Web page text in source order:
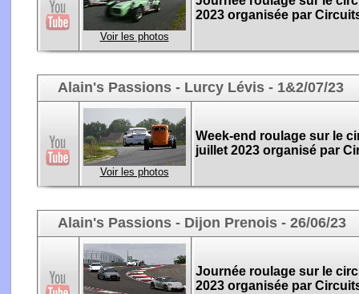
Voir les photos
2023 organisée par
Alain's Passions - Lurcy Lévis - 1&2/07/23
Voir les photos
Week-end roulage sur le
juillet 2023 organisé par
Alain's Passions - Dijon Prenois - 26/06/23
Journée roulage sur le
2023 organisée par